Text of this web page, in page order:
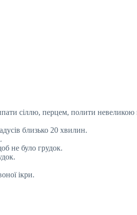
сіллю, перцем, полити невеликою
близько 20 хвилин.
не було грудок.
ікри.